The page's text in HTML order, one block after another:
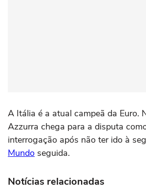
A Itália é a atual campeã da Euro.
Azzurra chega para a disputa
interrogação após não ter ido à
Mundo seguida.
Notícias relacionadas